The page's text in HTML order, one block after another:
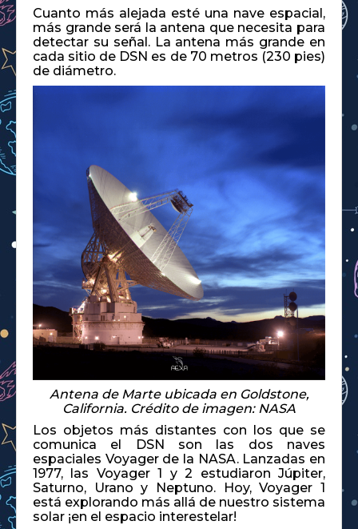
Cuanto más alejada esté una nave espacial,
más grande será la antena que necesita para
detectar su señal. La antena más grande en
cada sitio de DSN es de 70 metros (230 pies)
de diámetro.
Antena de Marte ubicada en Goldstone,
California. Crédito de imagen: NASA
Los objetos más distantes con los que se
comunica el DSN son las dos naves
espaciales Voyager de la NASA. Lanzadas en
1977, las Voyager 1 y 2 estudiaron Júpiter,
Saturno, Urano y Neptuno. Hoy, Voyager 1
está explorando más allá de nuestro sistema
solar ¡en el espacio interestelar!